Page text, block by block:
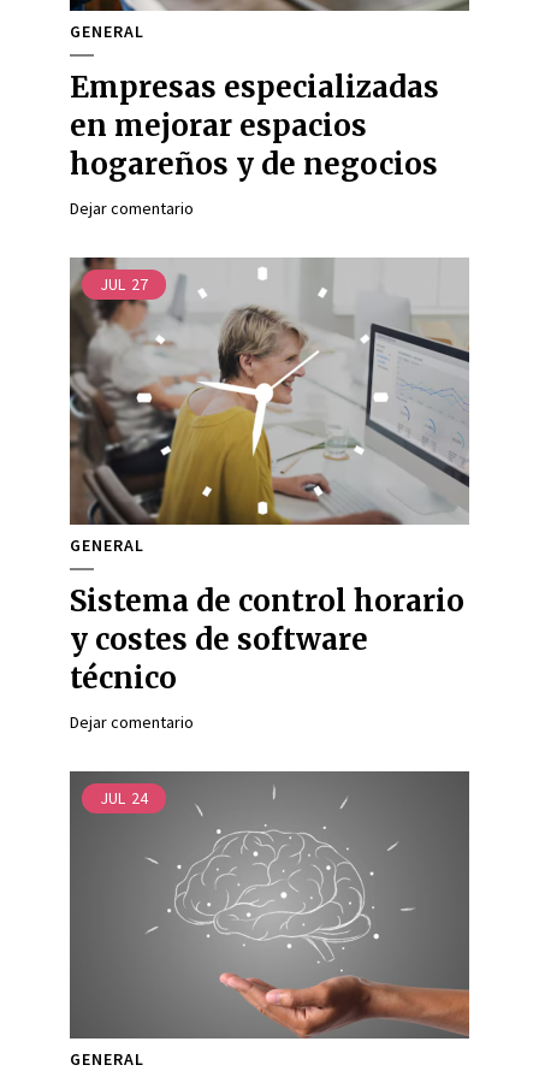
GENERAL
Empresas especializadas
en mejorar espacios
hogareños y de negocios
Dejar comentario
JUL 27
GENERAL
Sistema de control horario
y costes de software
técnico
Dejar comentario
JUL 24
GENERAL